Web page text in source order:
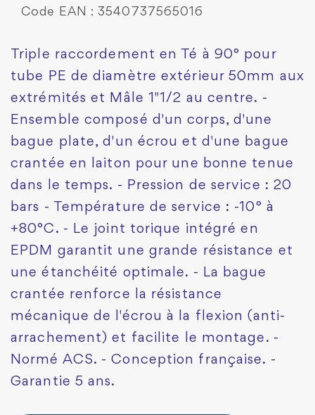
Code EAN : 3540737565016
Triple raccordement en Té à 90° pour
tube PE de diamètre extérieur 50mm aux
extrémités et Mâle 1"1/2 au centre. -
Ensemble composé d'un corps, d'une
bague plate, d'un écrou et d'une bague
crantée en laiton pour une bonne tenue
dans le temps. - Pression de service : 20
bars - Température de service : -10° à
+80°C. - Le joint torique intégré en
EPDM garantit une grande résistance et
une étanchéité optimale. - La bague
crantée renforce la résistance
mécanique de l'écrou à la flexion (anti-
arrachement) et facilite le montage. -
Normé ACS. - Conception française. -
Garantie 5 ans.